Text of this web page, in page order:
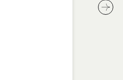
לחץ לשיקופית קודמת בסליידר